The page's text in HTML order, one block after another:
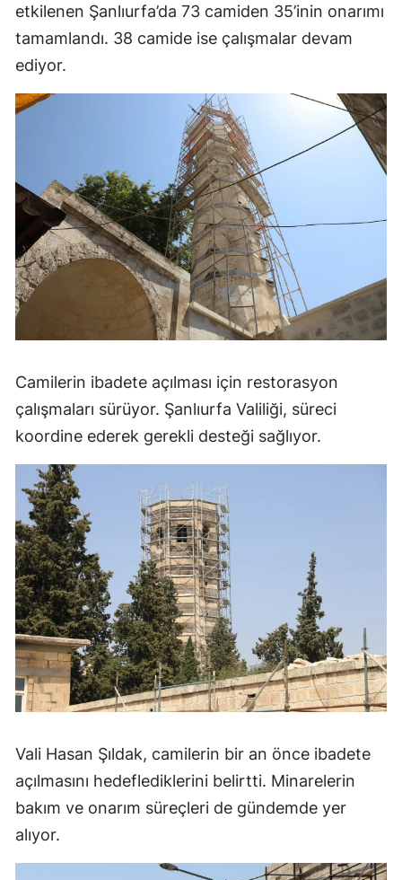
etkilenen Şanlıurfa’da 73 camiden 35’inin onarımı
tamamlandı. 38 camide ise çalışmalar devam
ediyor.
Camilerin ibadete açılması için restorasyon
çalışmaları sürüyor. Şanlıurfa Valiliği, süreci
koordine ederek gerekli desteği sağlıyor.
Vali Hasan Şıldak, camilerin bir an önce ibadete
açılmasını hedeflediklerini belirtti. Minarelerin
bakım ve onarım süreçleri de gündemde yer
alıyor.